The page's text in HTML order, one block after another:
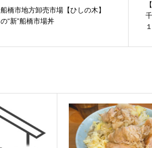
船橋市地方卸売市場【ひしの木】
の“新”船橋市場丼